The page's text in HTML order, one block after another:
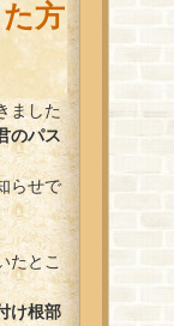
方
ました
のパス
らせで
たとこ
け根部